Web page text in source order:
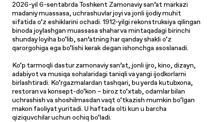
2026-yil 6-sentabrda Toshkent Zamonaviy san’at markazi
madaniy muassasa, uchrashuvlar joyi va jonli ijodiy muhit
sifatida o‘z eshiklarini ochadi. 1912-yilgi rekonstruksiya qilingan
binoda joylashgan muassasa shahar va mintaqadagi birinchi
shunday loyiha bo‘lib, san’atning har qanday shakli o‘z
qarorgohiga ega bo‘lishi kerak degan ishonchga asoslanadi.
Ko‘p tarmoqli dastur zamonaviy san’at, jonli ijro, kino, dizayn,
adabiyot va musiqa sohalaridagi taniqli va yangi ijodkorlarni
birlashtiradi. Ko‘rgazmalardan tashqari, bu yerda kutubxona,
restoran va konsept-do‘kon – biroz to‘xtab, odamlar bilan
uchrashish va shoshilmasdan vaqt o‘tkazish mumkin bo‘lgan
makon faoliyat yuritadi. U haftada olti kun u barcha
qiziquvchilar uchun ochiq bo‘ladi.